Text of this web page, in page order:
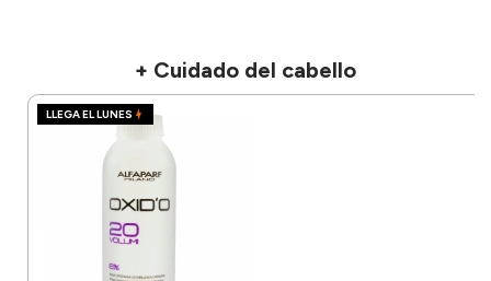
+ Cuidado del cabello
LLEGA EL LUNES